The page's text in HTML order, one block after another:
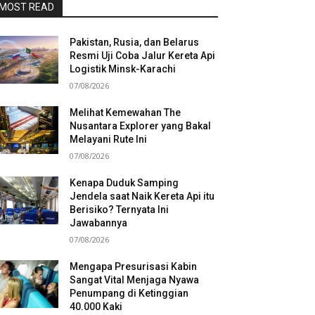
READ
Pakistan, Rusia, dan Belarus
Resmi Uji Coba Jalur Kereta Api
Logistik Minsk-Karachi
07/08/2026
Melihat Kemewahan The
Nusantara Explorer yang Bakal
Melayani Rute Ini
07/08/2026
Kenapa Duduk Samping
Jendela saat Naik Kereta Api itu
Berisiko? Ternyata Ini
Jawabannya
07/08/2026
Mengapa Presurisasi Kabin
Sangat Vital Menjaga Nyawa
Penumpang di Ketinggian
40.000 Kaki